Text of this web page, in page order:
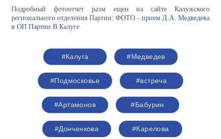
Подробный фотоотчет разм ещен на сайте Калужского
регионального отделения Партии: ФОТО - прием Д.А. Медведева
в ОП Партии В Калуге
#Калуга #Медведев
#Подмосковье #встреча
#Артамонов #Бабурин
#Донченкова #Карелова